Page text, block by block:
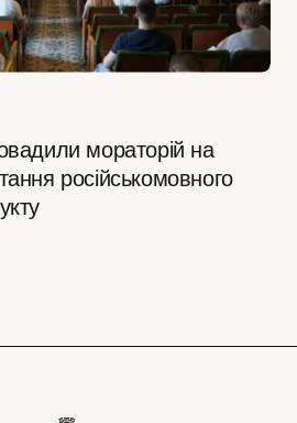
мораторій на
російськомовного